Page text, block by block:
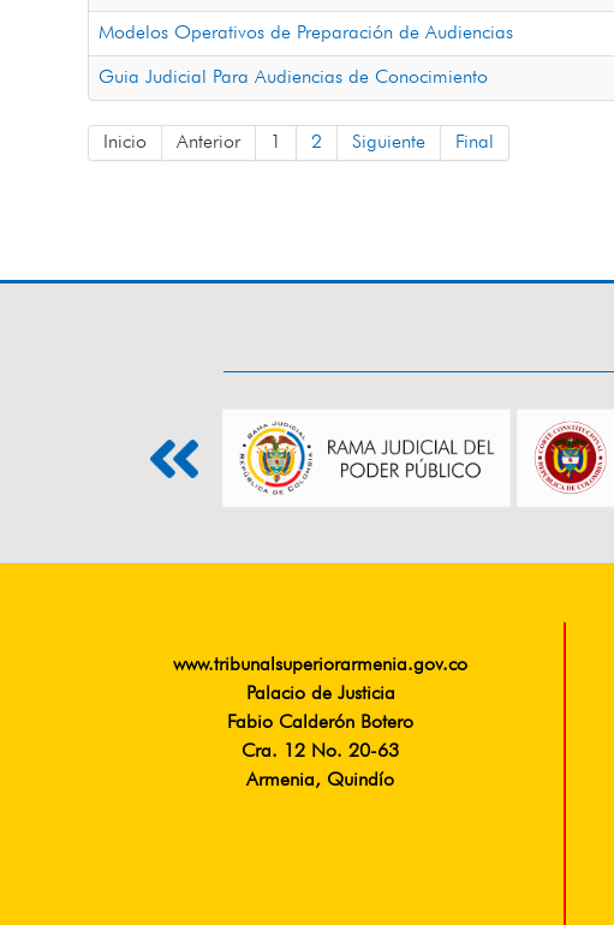
Modelos Operativos de Preparación de Audiencias
Guia Judicial Para Audiencias de Conocimiento
Inicio Anterior 2 Siguiente Final
www.tribunalsuperiorarmenia.gov.co
Palacio de Justicia
Fabio Calderón Botero
Cra. 12 No. 20-63
Armenia, Quindío